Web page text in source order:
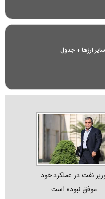
ارز‌ها + جدول
نفت در عملکرد خود
موفق نبوده است